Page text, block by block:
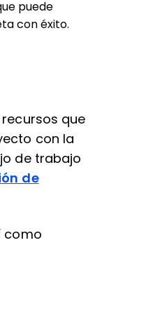
puede
con éxito.
que
con la
de trabajo
de
como